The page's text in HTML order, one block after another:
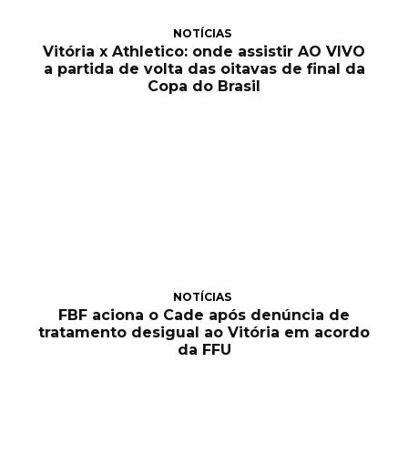
NOTÍCIAS
Vitória x Athletico: onde assistir AO VIVO
a partida de volta das oitavas de final da
Copa do Brasil
NOTÍCIAS
FBF aciona o Cade após denúncia de
tratamento desigual ao Vitória em acordo
da FFU